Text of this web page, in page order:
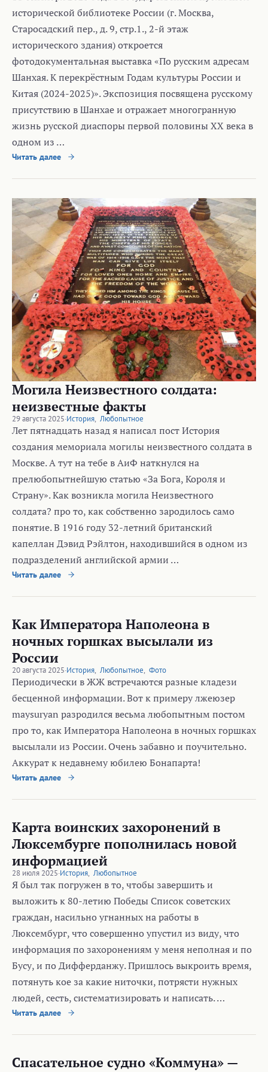
исторической библиотеке России (г. Москва,
Старосадский пер., д. 9, стр.1., 2-й этаж
исторического здания) откроется
фотодокументальная выставка «По русским адресам
Шанхая. К перекрёстным Годам культуры России и
Китая (2024-2025)». Экспозиция посвящена русскому
присутствию в Шанхае и отражает многогранную
жизнь русской диаспоры первой половины ХХ века в
одном из …
Читать далее
Могила Неизвестного солдата:
неизвестные факты
29 августа 2025·История, Любопытное
Лет пятнадцать назад я написал пост История
создания мемориала могилы неизвестного солдата в
Москве. А тут на тебе в АиФ наткнулся на
прелюбопытнейшую статью «За Бога, Короля и
Страну». Как возникла могила Неизвестного
солдата? про то, как собственно зародилось само
понятие. В 1916 году 32-летний британский
капеллан Дэвид Рэйлтон, находившийся в одном из
подразделений английской армии …
Читать далее
Как Императора Наполеона в
ночных горшках высылали из
России
20 августа 2025·История, Любопытное, Фото
Периодически в ЖЖ встречаются разные кладези
бесценной информации. Вот к примеру лжеюзер
maysuryan разродился весьма любопытным постом
про то, как Императора Наполеона в ночных горшках
высылали из России. Очень забавно и поучительно.
Аккурат к недавнему юбилею Бонапарта!
Читать далее
Карта воинских захоронений в
Люксембурге пополнилась новой
информацией
28 июля 2025·История, Любопытное
Я был так погружен в то, чтобы завершить и
выложить к 80-летию Победы Список советских
граждан, насильно угнанных на работы в
Люксембург, что совершенно упустил из виду, что
информация по захоронениям у меня неполная и по
Бусу, и по Дифферданжу. Пришлось выкроить время,
потянуть кое за какие ниточки, потрясти нужных
людей, сесть, систематизировать и написать. …
Читать далее
Спасательное судно «Коммуна» —